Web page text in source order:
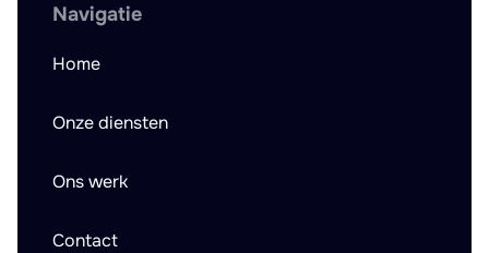
Navigatie
Home
Onze diensten
Ons werk
Contact